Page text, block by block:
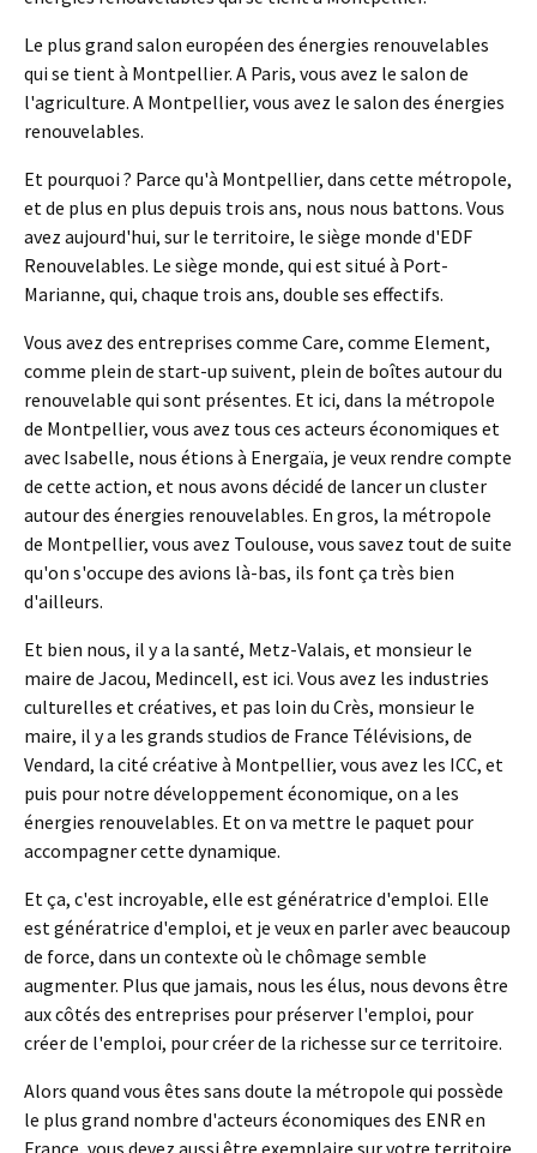
Le plus grand salon européen des énergies renouvelables
qui se tient à Montpellier. A Paris, vous avez le salon de
l'agriculture. A Montpellier, vous avez le salon des énergies
renouvelables.
Et pourquoi ? Parce qu'à Montpellier, dans cette métropole,
et de plus en plus depuis trois ans, nous nous battons. Vous
avez aujourd'hui, sur le territoire, le siège monde d'EDF
Renouvelables. Le siège monde, qui est situé à Port-
Marianne, qui, chaque trois ans, double ses effectifs.
Vous avez des entreprises comme Care, comme Element,
comme plein de start-up suivent, plein de boîtes autour du
renouvelable qui sont présentes. Et ici, dans la métropole
de Montpellier, vous avez tous ces acteurs économiques et
avec Isabelle, nous étions à Energaïa, je veux rendre compte
de cette action, et nous avons décidé de lancer un cluster
autour des énergies renouvelables. En gros, la métropole
de Montpellier, vous avez Toulouse, vous savez tout de suite
qu'on s'occupe des avions là-bas, ils font ça très bien
d'ailleurs.
Et bien nous, il y a la santé, Metz-Valais, et monsieur le
maire de Jacou, Medincell, est ici. Vous avez les industries
culturelles et créatives, et pas loin du Crès, monsieur le
maire, il y a les grands studios de France Télévisions, de
Vendard, la cité créative à Montpellier, vous avez les ICC, et
puis pour notre développement économique, on a les
énergies renouvelables. Et on va mettre le paquet pour
accompagner cette dynamique.
Et ça, c'est incroyable, elle est génératrice d'emploi. Elle
est génératrice d'emploi, et je veux en parler avec beaucoup
de force, dans un contexte où le chômage semble
augmenter. Plus que jamais, nous les élus, nous devons être
aux côtés des entreprises pour préserver l'emploi, pour
créer de l'emploi, pour créer de la richesse sur ce territoire.
Alors quand vous êtes sans doute la métropole qui possède
le plus grand nombre d'acteurs économiques des ENR en
France, vous devez aussi être exemplaire sur votre territoire